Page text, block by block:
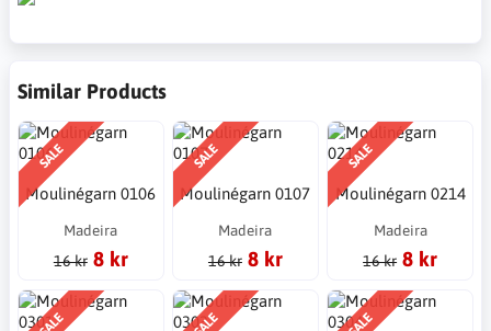
Similar Products
SALE
Moulinégarn 0106
Madeira
16 kr 8 kr
SALE
Moulinégarn 0107
Madeira
16 kr 8 kr
SALE
Moulinégarn 0214
Madeira
16 kr 8 kr
SALE SALE SALE